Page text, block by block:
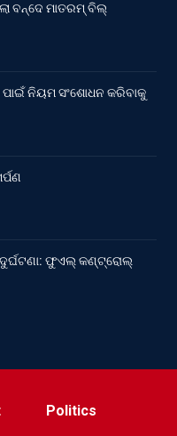
ବନ୍ଦେ ମାତରମ୍‌ ବିଲ୍‌
ନିୟମ ସଂଶୋଧନ କରିବାକୁ
ଫୁଏଲ୍‌ କଣ୍ଟ୍ରୋଲ୍‌
Politics